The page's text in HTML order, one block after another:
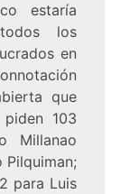
estaría
los
en
que
103
Millanao
Pilquiman;
para Luis